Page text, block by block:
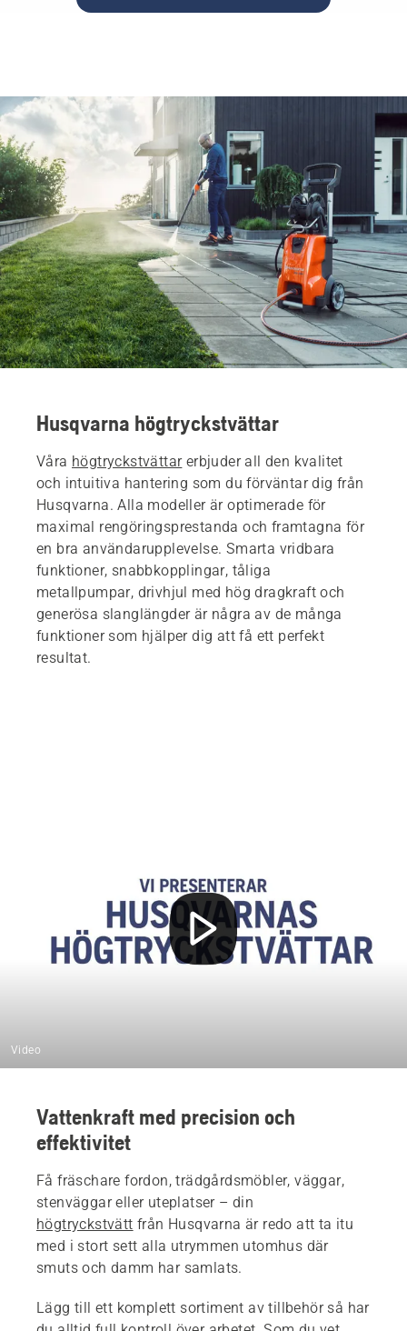
Husqvarna högtryckstvättar
Våra högtryckstvättarerbjuder all den kvalitet
och intuitiva hantering som du förväntar dig från
Husqvarna. Alla modeller är optimerade för
maximal rengöringsprestanda och framtagna för
en bra användarupplevelse. Smarta vridbara
funktioner, snabbkopplingar, tåliga
metallpumpar, drivhjul med hög dragkraft och
generösa slanglängder är några av de många
funktioner som hjälper dig att få ett perfekt
resultat.
Video
Vattenkraft med precision och
effektivitet
Få fräschare fordon, trädgårdsmöbler, väggar,
stenväggar eller uteplatser – din
högtryckstvätt från Husqvarna är redo att ta itu
med i stort sett alla utrymmen utomhus där
smuts och damm har samlats.
Lägg till ett komplett sortiment av tillbehör så har